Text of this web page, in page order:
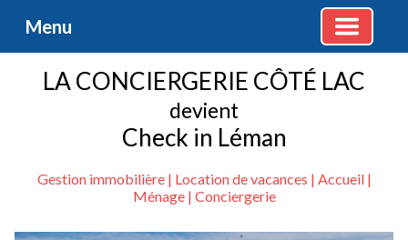
Menu
LA CONCIERGERIE CÔTÉ LAC
devient
Check in Léman
Gestion immobilière | Location de vacances | Accueil |
Ménage | Conciergerie